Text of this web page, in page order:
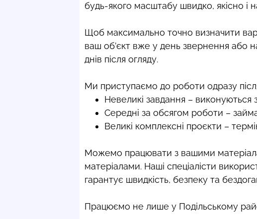
будь-якого масштабу швидко, якісно і
Щоб максимально точно визначити
ваш об’єкт вже у день звернення або
днів після огляду.
Ми приступаємо до роботи одразу
Невеликі завдання – виконуються
Середні за обсягом роботи –
Великі комплексні проєкти –
Можемо працювати з вашими
матеріалами. Наші спеціалісти
гарантує швидкість, безпеку та
Працюємо не лише у Подільському